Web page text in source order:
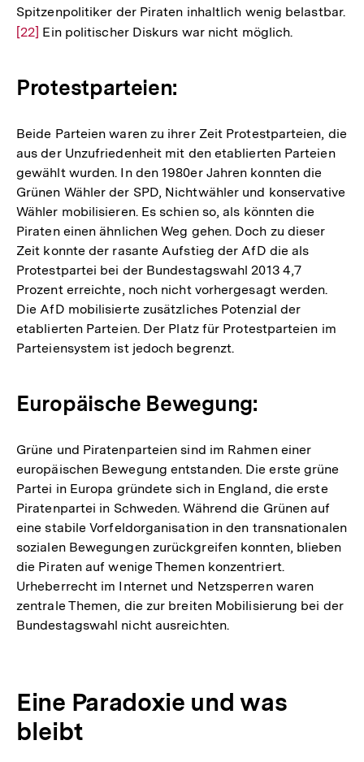
Spitzenpolitiker der Piraten inhaltlich wenig belastbar.
[22] Ein politischer Diskurs war nicht möglich.
Protestparteien:
Beide Parteien waren zu ihrer Zeit Protestparteien, die
aus der Unzufriedenheit mit den etablierten Parteien
gewählt wurden. In den 1980er Jahren konnten die
Grünen Wähler der SPD, Nichtwähler und konservative
Wähler mobilisieren. Es schien so, als könnten die
Piraten einen ähnlichen Weg gehen. Doch zu dieser
Zeit konnte der rasante Aufstieg der AfD die als
Protestpartei bei der Bundestagswahl 2013 4,7
Prozent erreichte, noch nicht vorhergesagt werden.
Die AfD mobilisierte zusätzliches Potenzial der
etablierten Parteien. Der Platz für Protestparteien im
Parteiensystem ist jedoch begrenzt.
Europäische Bewegung:
Grüne und Piratenparteien sind im Rahmen einer
europäischen Bewegung entstanden. Die erste grüne
Partei in Europa gründete sich in England, die erste
Piratenpartei in Schweden. Während die Grünen auf
eine stabile Vorfeldorganisation in den transnationalen
sozialen Bewegungen zurückgreifen konnten, blieben
die Piraten auf wenige Themen konzentriert.
Urheberrecht im Internet und Netzsperren waren
zentrale Themen, die zur breiten Mobilisierung bei der
Bundestagswahl nicht ausreichten.
Eine Paradoxie und was
bleibt